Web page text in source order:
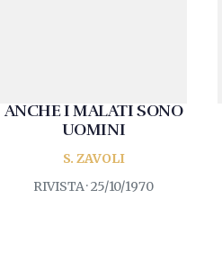
ANCHE I MALATI SONO
UOMINI
S. ZAVOLI
RIVISTA · 25/10/1970